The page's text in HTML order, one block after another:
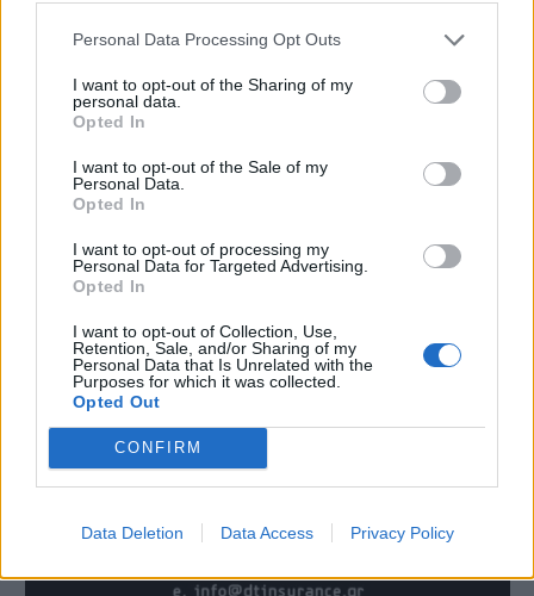
Personal Data Processing Opt Outs
I want to opt-out of the Sharing of my
personal data.
Opted In
I want to opt-out of the Sale of my
Personal Data.
Opted In
I want to opt-out of processing my
Personal Data for Targeted Advertising.
Opted In
I want to opt-out of Collection, Use,
Retention, Sale, and/or Sharing of my
Personal Data that Is Unrelated with the
Purposes for which it was collected.
Opted Out
CONFIRM
Data Deletion Data Access Privacy Policy